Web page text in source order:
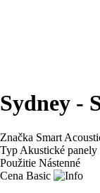
Sydney -
Značka Smart
Typ Akustické panely
Použitie Nástenné
Cena Basic